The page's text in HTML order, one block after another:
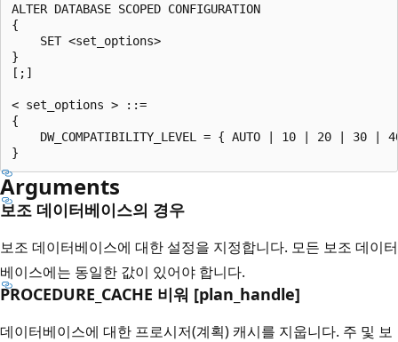
ALTER DATABASE SCOPED CONFIGURATION
{
    SET <set_options>
}
[;]
< set_options > ::=
{
DW_COMPATIBILITY_LEVEL = { AUTO | 10 | 20 | 30 |
Arguments
보조 데이터베이스의 경우
보조 데이터베이스에 대한 설정을 지정합니다. 모든 보조 데이터
베이스에는 동일한 값이 있어야 합니다.
PROCEDURE_CACHE 비워 [plan_handle]
데이터베이스에 대한 프로시저(계획) 캐시를 지웁니다. 주 및 보